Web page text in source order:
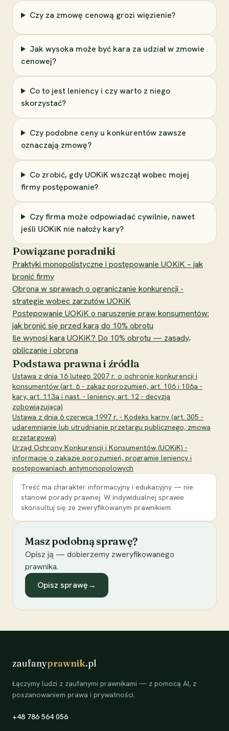
Czy za zmowę cenową grozi więzienie?
Jak wysoka może być kara za udział w zmowie
cenowej?
Co to jest leniency i czy warto z niego
skorzystać?
Czy podobne ceny u konkurentów zawsze
oznaczają zmowę?
Co zrobić, gdy UOKiK wszczął wobec mojej
firmy postępowanie?
Czy firma może odpowiadać cywilnie, nawet
jeśli UOKiK nie nałoży kary?
Powiązane poradniki
Praktyki monopolistyczne i postępowanie UOKiK – jak
bronić firmy
Obrona w sprawach o ograniczanie konkurencji -
strategie wobec zarzutów UOKiK
Postępowanie UOKiK o naruszenie praw konsumentów:
jak bronić się przed karą do 10% obrotu
Ile wynosi kara UOKiK? Do 10% obrotu — zasady,
obliczanie i obrona
Podstawa prawna i źródła
Ustawa z dnia 16 lutego 2007 r. o ochronie konkurencji i
konsumentów (art. 6 - zakaz porozumień, art. 106 i 106a -
kary, art. 113a i nast. - leniency, art. 12 - decyzja
zobowiązująca)
Ustawa z dnia 6 czerwca 1997 r. - Kodeks karny (art. 305 -
udaremnianie lub utrudnianie przetargu publicznego, zmowa
przetargowa)
Urząd Ochrony Konkurencji i Konsumentów (UOKiK) -
informacje o zakazie porozumień, programie leniency i
postępowaniach antymonopolowych
Treść ma charakter informacyjny i edukacyjny — nie
stanowi porady prawnej. W indywidualnej sprawie
skonsultuj się ze zweryfikowanym prawnikiem.
Masz podobną sprawę?
Opisz ją — dobierzemy zweryfikowanego
prawnika.
Opisz sprawę→
zaufanyprawnik.pl
Łączymy ludzi z zaufanymi prawnikami — z pomocą AI, z
poszanowaniem prawa i prywatności.
+48 786 564 056